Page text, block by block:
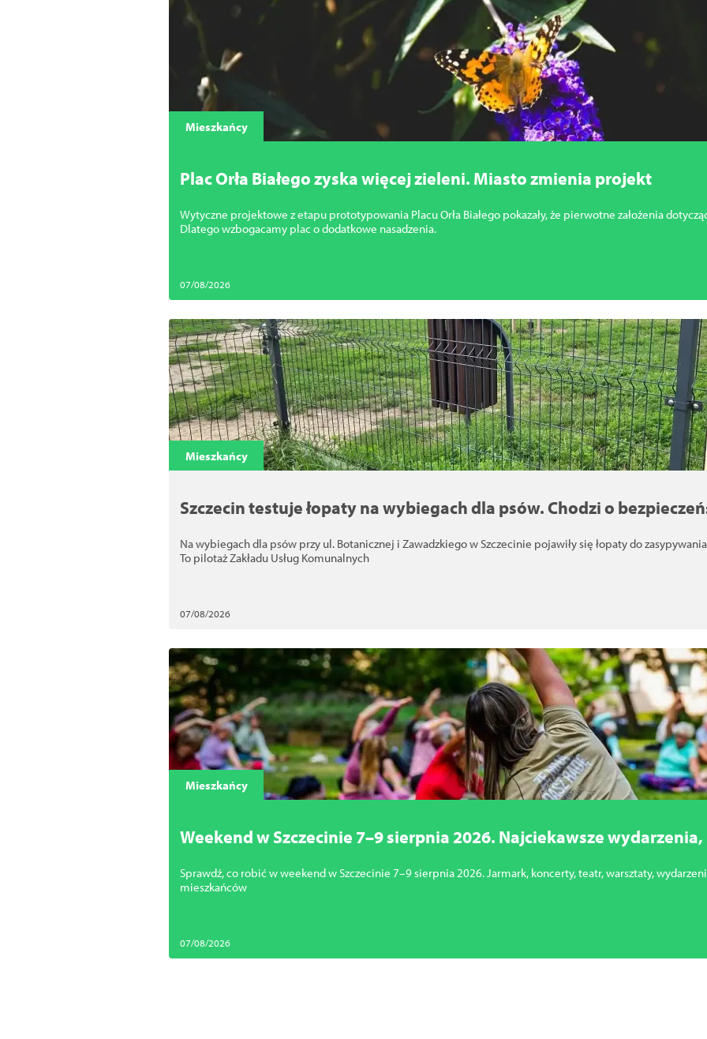
Mieszkańcy
Plac Orła Białego zyska więcej zieleni. Miasto zmienia projekt
Wytyczne projektowe z etapu prototypowania Placu Orła Białego pokazały, że pierwotne założenia
Dlatego wzbogacamy plac o dodatkowe nasadzenia.
07/08/2026
Mieszkańcy
Szczecin testuje łopaty na wybiegach dla psów. Chodzi o
Na wybiegach dla psów przy ul. Botanicznej i Zawadzkiego w Szczecinie pojawiły się łopaty do
To pilotaż Zakładu Usług Komunalnych
07/08/2026
Mieszkańcy
Weekend w Szczecinie 7–9 sierpnia 2026. Najciekawsze
Sprawdź, co robić w weekend w Szczecinie 7–9 sierpnia 2026. Jarmark, koncerty, teatr, warsztaty,
mieszkańców
07/08/2026